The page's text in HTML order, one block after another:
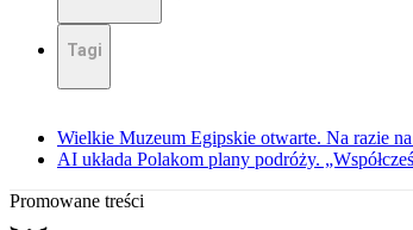
Tagi
Wielkie Muzeum Egipskie otwarte. Na razie
AI układa Polakom plany podróży.
Promowane treści